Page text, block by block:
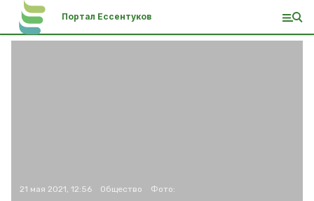
Портал Ессентуков
21 мая 2021, 12:56 Общество Фото: